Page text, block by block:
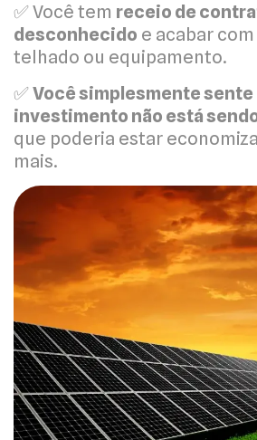
✅ Você tem receio de
desconhecido e acabar
telhado ou equipamento.
✅Você simplesmente sente
investimento não está
que poderia estar
mais.